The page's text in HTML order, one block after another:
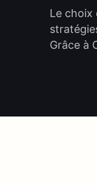
Le choix
Grâce à